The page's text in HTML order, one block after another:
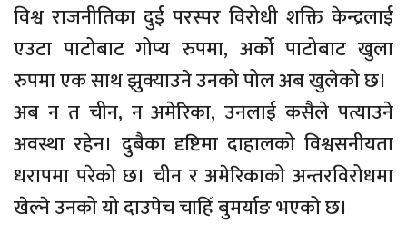
विश्व राजनीतिका दुई परस्पर विरोधी शक्ति केन्द्रलाई
एउटा पाटोबाट गोप्य रुपमा, अर्को पाटोबाट खुला
रुपमा एक साथ झुक्याउने उनको पोल अब खुलेको छ।
अब न त चीन, न अमेरिका, उनलाई कसैले पत्याउने
अवस्था रहेन। दुबैका दृष्टिमा दाहालको विश्वसनीयता
धरापमा परेको छ। चीन र अमेरिकाको अन्तरविरोधमा
खेल्ने उनको यो दाउपेच चाहिँ बुमर्याङ भएको छ।